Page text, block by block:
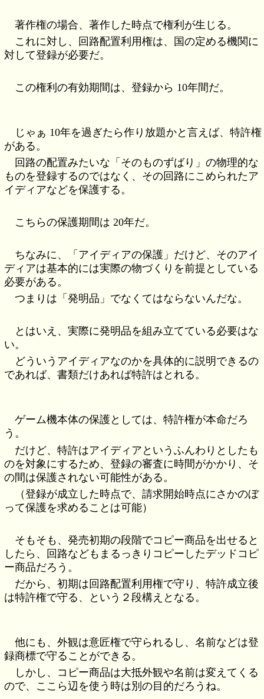
著作権の場合、著作した時点で権利が生じる。
これに対し、回路配置利用権は、国の定める機関に
対して登録が必要だ。
この権利の有効期間は、登録から 10年間だ。
じゃぁ 10年を過ぎたら作り放題かと言えば、特許権
がある。
回路の配置みたいな「そのものずばり」の物理的な
ものを登録するのではなく、その回路にこめられたア
イディアなどを保護する。
こちらの保護期間は 20年だ。
ちなみに、「アイディアの保護」だけど、そのアイ
ディアは基本的には実際の物づくりを前提としている
必要がある。
つまりは「発明品」でなくてはならないんだな。
とはいえ、実際に発明品を組み立てている必要はな
い。
どういうアイディアなのかを具体的に説明できるの
であれば、書類だけあれば特許はとれる。
ゲーム機本体の保護としては、特許権が本命だろ
う。
だけど、特許はアイディアというふんわりとしたも
のを対象にするため、登録の審査に時間がかかり、そ
の間は保護されない可能性がある。
（登録が成立した時点で、請求開始時点にさかのぼ
って保護を求めることは可能）
そもそも、発売初期の段階でコピー商品を出せると
したら、回路などもまるっきりコピーしたデッドコピ
ー商品だろう。
だから、初期は回路配置利用権で守り、特許成立後
は特許権で守る、という２段構えとなる。
他にも、外観は意匠権で守られるし、名前などは登
録商標で守ることができる。
しかし、コピー商品は大抵外観や名前は変えてくる
ので、ここら辺を使う時は別の目的だろうね。